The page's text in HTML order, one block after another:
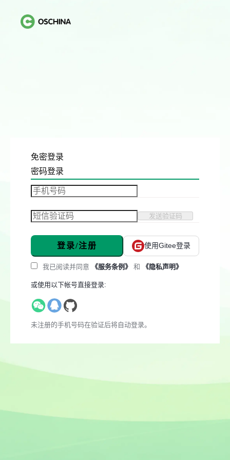
免密登录
密码登录
发送验证码
登录/注册 使用Gitee登录
我已阅读并同意 《服务条例》 和 《隐私声明》
或使用以下帐号直接登录:
未注册的手机号码在验证后将自动登录。